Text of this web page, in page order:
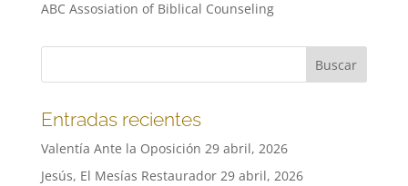
ABC Assosiation of Biblical Counseling
Entradas recientes
Valentía Ante la Oposición 29 abril, 2026
Jesús, El Mesías Restaurador 29 abril, 2026